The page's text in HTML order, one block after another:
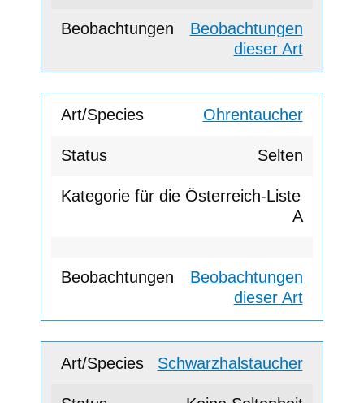
Beobachtungen
dieser Art
Ohrentaucher
Selten
A
Beobachtungen
dieser Art
Schwarzhalstaucher